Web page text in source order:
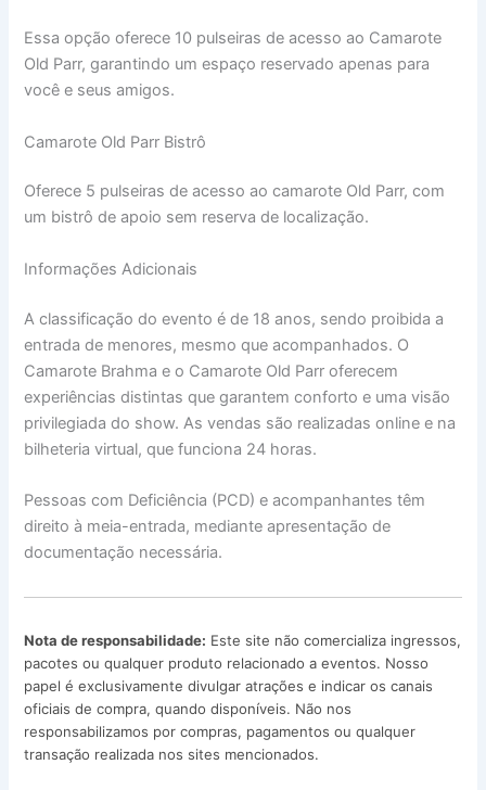
Essa opção oferece 10 pulseiras de acesso ao Camarote
Old Parr, garantindo um espaço reservado apenas para
você e seus amigos.
Camarote Old Parr Bistrô
Oferece 5 pulseiras de acesso ao camarote Old Parr, com
um bistrô de apoio sem reserva de localização.
Informações Adicionais
A classificação do evento é de 18 anos, sendo proibida a
entrada de menores, mesmo que acompanhados. O
Camarote Brahma e o Camarote Old Parr oferecem
experiências distintas que garantem conforto e uma visão
privilegiada do show. As vendas são realizadas online e na
bilheteria virtual, que funciona 24 horas.
Pessoas com Deficiência (PCD) e acompanhantes têm
direito à meia-entrada, mediante apresentação de
documentação necessária.
Nota de responsabilidade: Este site não comercializa ingressos,
pacotes ou qualquer produto relacionado a eventos. Nosso
papel é exclusivamente divulgar atrações e indicar os canais
oficiais de compra, quando disponíveis. Não nos
responsabilizamos por compras, pagamentos ou qualquer
transação realizada nos sites mencionados.